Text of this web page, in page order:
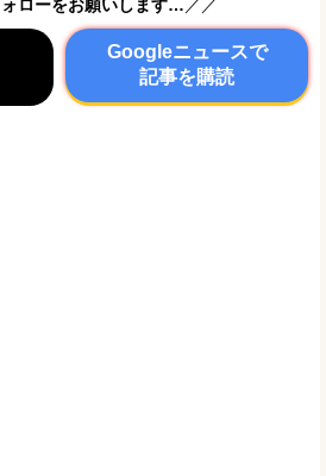
ォローをお願いします…／／
Googleニュースで
記事を購読